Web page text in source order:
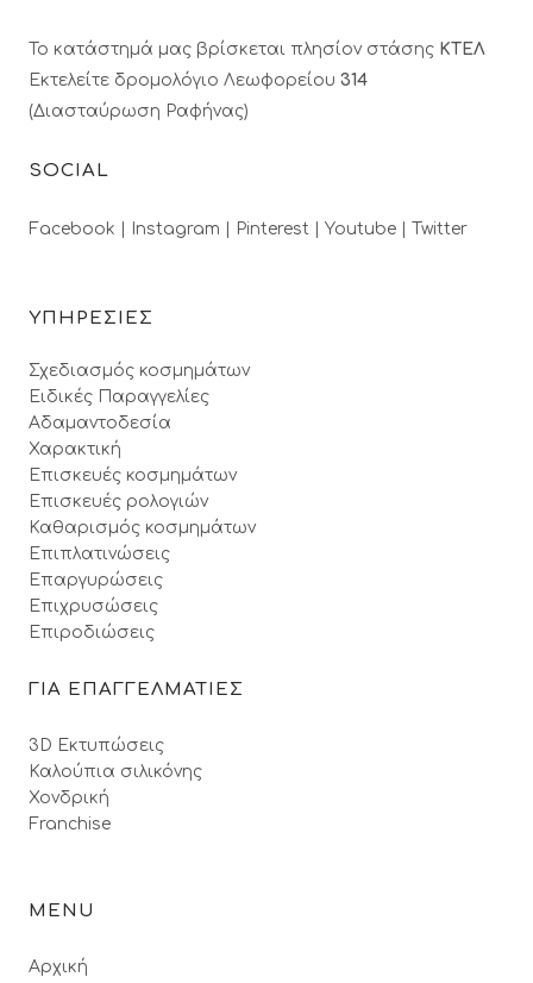
Το κατάστημά μας βρίσκεται πλησίον στάσης ΚΤΕΛ
Εκτελείτε δρομολόγιο Λεωφορείου 314
(Διασταύρωση Ραφήνας)
SOCIAL
Facebook | Instagram | Pinterest | Youtube | Twitter
ΥΠΗΡΕΣΙΕΣ
Σχεδιασμός κοσμημάτων
Ειδικές Παραγγελίες
Αδαμαντοδεσία
Χαρακτική
Επισκευές κοσμημάτων
Επισκευές ρολογιών
Καθαρισμός κοσμημάτων
Επιπλατινώσεις
Επαργυρώσεις
Επιχρυσώσεις
Επιροδιώσεις
ΓΙΑ ΕΠΑΓΓΕΛΜΑΤΙΕΣ
3D Εκτυπώσεις
Καλούπια σιλικόνης
Χονδρική
Franchise
MENU
Αρχική